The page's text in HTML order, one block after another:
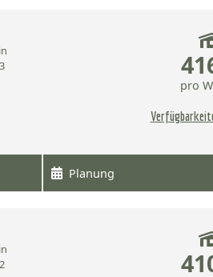
pro
Planung